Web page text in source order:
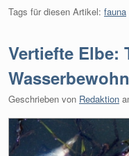
Tags für diesen Artikel: fauna
Vertiefte Elbe:
Geschrieben von Redaktion